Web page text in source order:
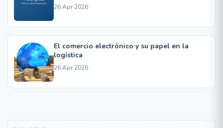
26 Apr 2026
El comercio electrónico y su papel en la
logística
26 Apr 2026